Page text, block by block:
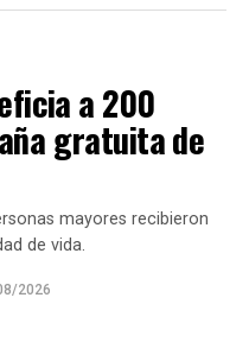
a 200
gratuita de
mayores recibieron
de vida.
2026